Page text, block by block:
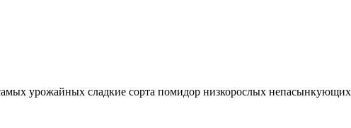
урожайных сладкие сорта помидор низкорослых